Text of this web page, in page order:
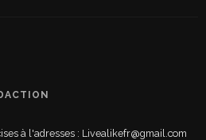
à l'adresses : Livealikefr@gmail.com